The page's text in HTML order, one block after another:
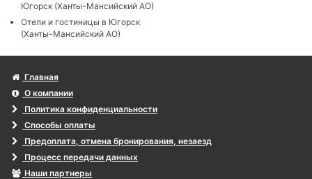
Югорск (Ханты-Мансийский АО)
Отели и гостиницы в Югорск
(Ханты-Мансийский АО)
Главная
О компании
Политика конфиденциальности
Способы оплаты
Предоплата, отмена бронирования, незаезд
Процесс передачи данных
Наши партнеры